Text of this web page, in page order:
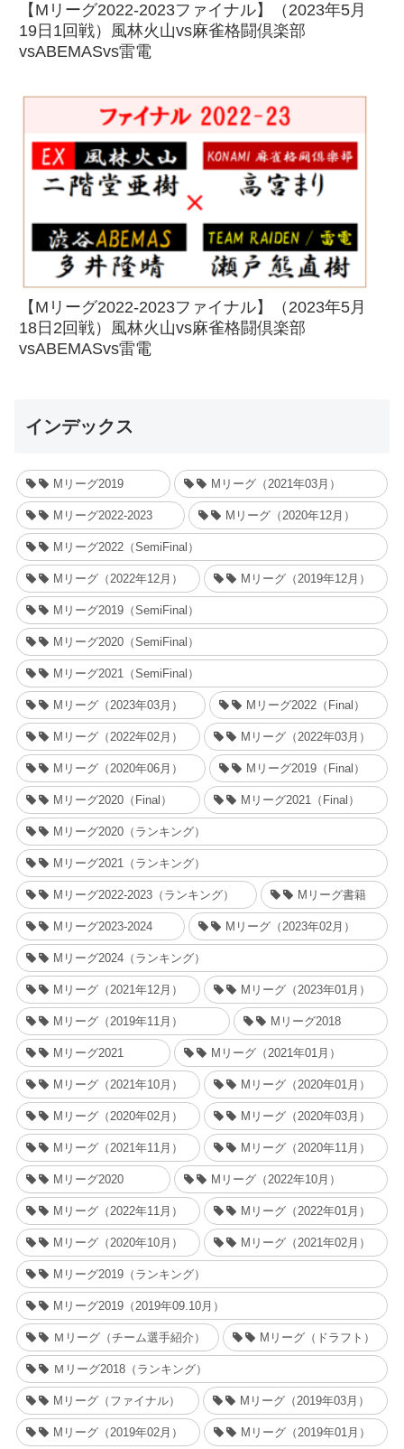
【Mリーグ2022-2023ファイナル】（2023年5月
19日1回戦）風林火山vs麻雀格闘倶楽部
vsABEMASvs雷電
【Mリーグ2022-2023ファイナル】（2023年5月
18日2回戦）風林火山vs麻雀格闘倶楽部
vsABEMASvs雷電
インデックス
Mリーグ2019 Mリーグ（2021年03月）
Mリーグ2022-2023 Mリーグ（2020年12月）
Mリーグ2022（SemiFinal）
Mリーグ（2022年12月） Mリーグ（2019年12月）
Mリーグ2019（SemiFinal）
Mリーグ2020（SemiFinal）
Mリーグ2021（SemiFinal）
Mリーグ（2023年03月） Mリーグ2022（Final）
Mリーグ（2022年02月） Mリーグ（2022年03月）
Mリーグ（2020年06月） Mリーグ2019（Final）
Mリーグ2020（Final） Mリーグ2021（Final）
Mリーグ2020（ランキング）
Mリーグ2021（ランキング）
Mリーグ2022-2023（ランキング） Mリーグ書籍
Mリーグ2023-2024 Mリーグ（2023年02月）
Mリーグ2024（ランキング）
Mリーグ（2021年12月） Mリーグ（2023年01月）
Mリーグ（2019年11月） Mリーグ2018
Mリーグ2021 Mリーグ（2021年01月）
Mリーグ（2021年10月） Mリーグ（2020年01月）
Mリーグ（2020年02月） Mリーグ（2020年03月）
Mリーグ（2021年11月） Mリーグ（2020年11月）
Mリーグ2020 Mリーグ（2022年10月）
Mリーグ（2022年11月） Mリーグ（2022年01月）
Mリーグ（2020年10月） Mリーグ（2021年02月）
Mリーグ2019（ランキング）
Mリーグ2019（2019年09.10月）
Ｍリーグ（チーム選手紹介） Mリーグ（ドラフト）
Ｍリーグ2018（ランキング）
Mリーグ（ファイナル） Mリーグ（2019年03月）
Mリーグ（2019年02月） Mリーグ（2019年01月）